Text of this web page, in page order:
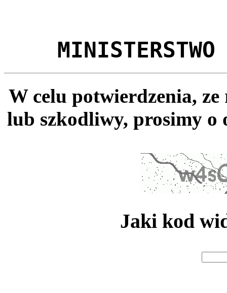
MINISTERSTWO
W celu potwierdzenia,
lub szkodliwy, prosimy o
Jaki kod